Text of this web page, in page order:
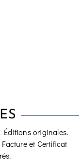
Éditions originales.
et Certificat